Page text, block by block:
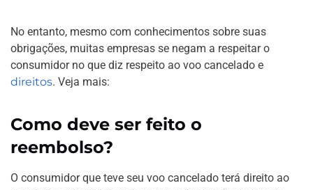
No entanto, mesmo com conhecimentos sobre suas
obrigações, muitas empresas se negam a respeitar o
consumidor no que diz respeito ao voo cancelado e
direitos. Veja mais:
Como deve ser feito o
reembolso?
O consumidor que teve seu voo cancelado terá direito ao